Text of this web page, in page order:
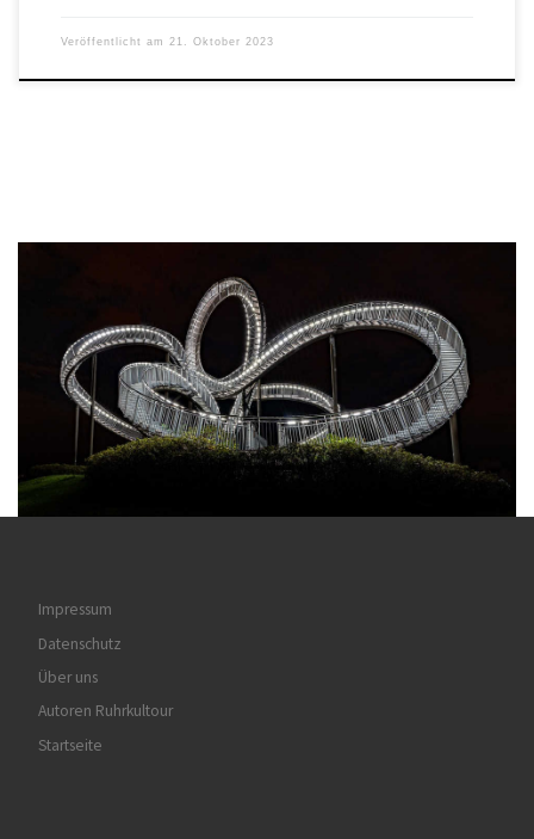
Veröffentlicht am 21. Oktober 2023
Impressum
Datenschutz
Über uns
Autoren Ruhrkultour
Startseite